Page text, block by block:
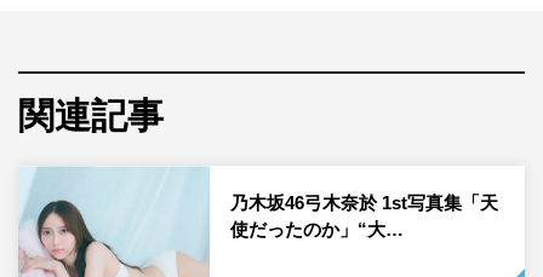
7月23日（火）に発売される乃木坂46・弓木奈於の1st写真
集「天使だったのか」より、4種のカバー裏表紙が解禁さ
関連記事
乃木坂46弓木奈於 1st写真集「天
使だったのか」“大…